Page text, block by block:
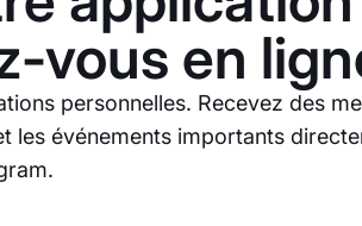
vous en
personnelles. Recevez des
les événements importants